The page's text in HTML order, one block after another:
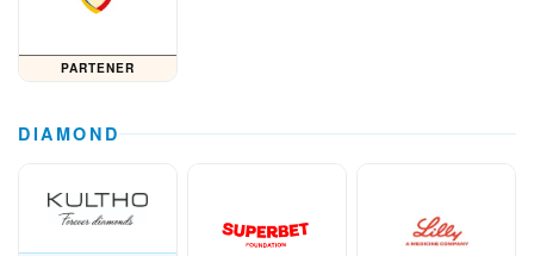
PARTENER
DIAMOND